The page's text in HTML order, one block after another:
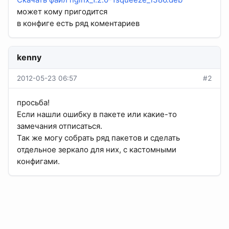
может кому пригодится
в конфиге есть ряд коментариев
kenny
2012-05-23 06:57 #2
просьба!
Если нашли ошибку в пакете или какие-то
замечания отписаться.
Так же могу собрать ряд пакетов и сделать
отдельное зеркало для них, с кастомными
конфигами.